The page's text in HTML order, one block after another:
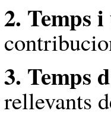
2. Temps
3. Temps
rellevants